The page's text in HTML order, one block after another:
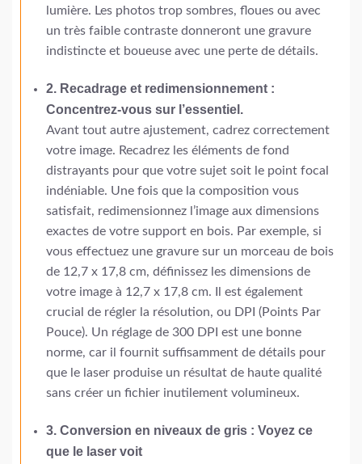
lumière. Les photos trop sombres, floues ou avec
un très faible contraste donneront une gravure
indistincte et boueuse avec une perte de détails.
2. Recadrage et redimensionnement :
Concentrez-vous sur l’essentiel.
Avant tout autre ajustement, cadrez correctement
votre image. Recadrez les éléments de fond
distrayants pour que votre sujet soit le point focal
indéniable. Une fois que la composition vous
satisfait, redimensionnez l’image aux dimensions
exactes de votre support en bois. Par exemple, si
vous effectuez une gravure sur un morceau de bois
de 12,7 x 17,8 cm, définissez les dimensions de
votre image à 12,7 x 17,8 cm. Il est également
crucial de régler la résolution, ou DPI (Points Par
Pouce). Un réglage de 300 DPI est une bonne
norme, car il fournit suffisamment de détails pour
que le laser produise un résultat de haute qualité
sans créer un fichier inutilement volumineux.
3. Conversion en niveaux de gris : Voyez ce
que le laser voit